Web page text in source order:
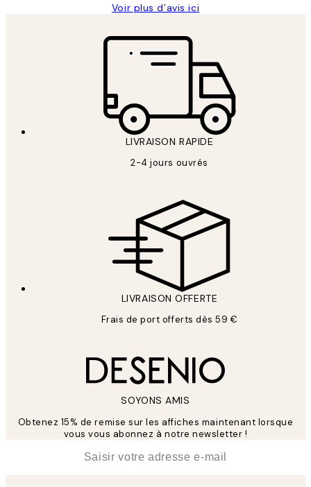
Voir plus d’avis ici
LIVRAISON RAPIDE
2-4 jours ouvrés
LIVRAISON OFFERTE
Frais de port offerts dès 59 €
SOYONS AMIS
Obtenez 15% de remise sur les affiches maintenant lorsque
vous vous abonnez à notre newsletter !